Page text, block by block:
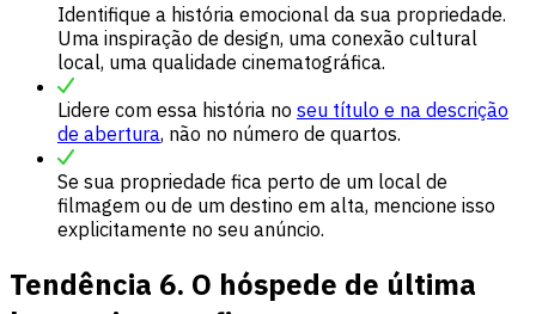
Identifique a história emocional da sua propriedade.
Uma inspiração de design, uma conexão cultural
local, uma qualidade cinematográfica.
Lidere com essa história no seu título e na descrição
de abertura, não no número de quartos.
Se sua propriedade fica perto de um local de
filmagem ou de um destino em alta, mencione isso
explicitamente no seu anúncio.
Tendência 6. O hóspede de última